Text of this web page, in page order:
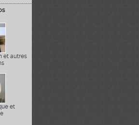
et autres
et